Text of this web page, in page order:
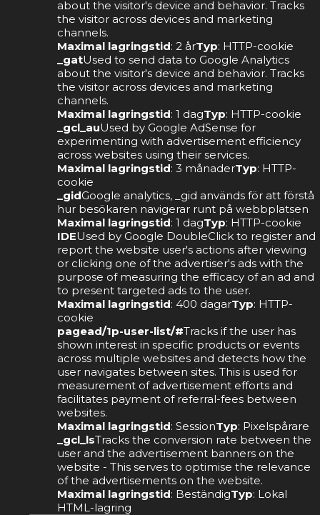
about the visitor's device and behavior. Tracks
the visitor across devices and marketing
channels.
Maximal lagringstid: 2 årTyp: HTTP-cookie
_gatUsed to send data to Google Analytics
about the visitor's device and behavior. Tracks
the visitor across devices and marketing
channels.
Maximal lagringstid: 1 dagTyp: HTTP-cookie
_gcl_auUsed by Google AdSense for
experimenting with advertisement efficiency
across websites using their services.
Maximal lagringstid: 3 månaderTyp: HTTP-
cookie
_gidGoogle analytics, _gid används för att förstå
hur besökaren navigerar runt på webbplatsen
Maximal lagringstid: 1 dagTyp: HTTP-cookie
IDEUsed by Google DoubleClick to register and
report the website user's actions after viewing
or clicking one of the advertiser's ads with the
purpose of measuring the efficacy of an ad and
to present targeted ads to the user.
Maximal lagringstid: 400 dagarTyp: HTTP-
cookie
pagead/1p-user-list/#Tracks if the user has
shown interest in specific products or events
across multiple websites and detects how the
user navigates between sites. This is used for
measurement of advertisement efforts and
facilitates payment of referral-fees between
websites.
Maximal lagringstid: SessionTyp: Pixelspårare
_gcl_lsTracks the conversion rate between the
user and the advertisement banners on the
website - This serves to optimise the relevance
of the advertisements on the website.
Maximal lagringstid: BeständigTyp: Lokal
HTML-lagring